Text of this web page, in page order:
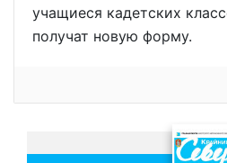
учащиеся кадетских
получат новую форму.